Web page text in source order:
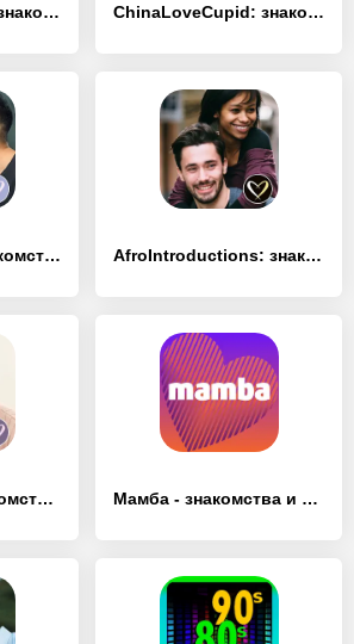
DominicanCupid: знакомства - [Без рекламы] ChinaLoveCupid: знакомства - [Полная версия]
KoreanCupid: знакомства Кореи - [Разблокированная версия] AfroIntroductions: знакомства - [Премиум версия]
AsianDating: знакомства Азии - [Без рекламы] Мамба - знакомства и общение - [Разблокированная версия]